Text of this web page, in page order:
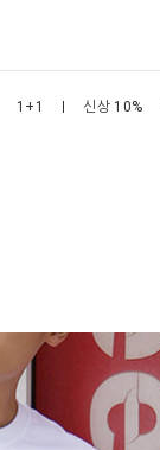
1+1 신상 10%